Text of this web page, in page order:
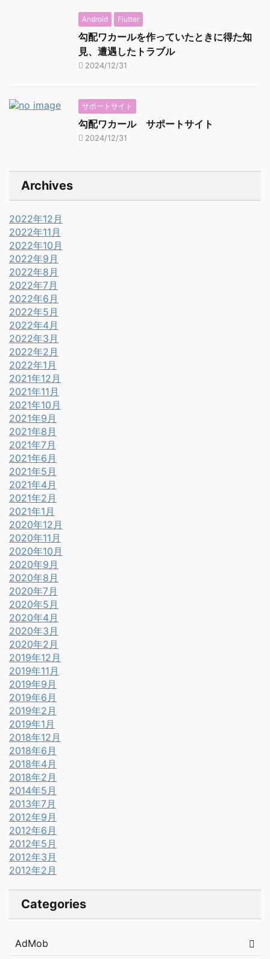
Android Flutter
勾配ワカールを作っていたときに得た知
見、遭遇したトラブル
2024/12/31
サポートサイト
勾配ワカール サポートサイト
2024/12/31
Archives
2022年12月
2022年11月
2022年10月
2022年9月
2022年8月
2022年7月
2022年6月
2022年5月
2022年4月
2022年3月
2022年2月
2022年1月
2021年12月
2021年11月
2021年10月
2021年9月
2021年8月
2021年7月
2021年6月
2021年5月
2021年4月
2021年2月
2021年1月
2020年12月
2020年11月
2020年10月
2020年9月
2020年8月
2020年7月
2020年5月
2020年4月
2020年3月
2020年2月
2019年12月
2019年11月
2019年9月
2019年6月
2019年2月
2019年1月
2018年12月
2018年6月
2018年4月
2018年2月
2014年5月
2013年7月
2012年9月
2012年6月
2012年5月
2012年3月
2012年2月
Categories
AdMob